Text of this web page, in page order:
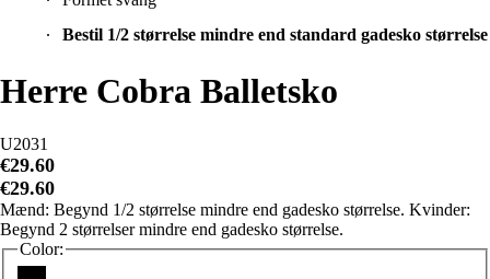
Bestil 1/2 størrelse mindre end standard gadesko størrelse
Herre Cobra Balletsko
U2031
€29.60
€29.60
Mænd: Begynd 1/2 størrelse mindre end gadesko størrelse. Kvinder:
Begynd 2 størrelser mindre end gadesko størrelse.
Color: